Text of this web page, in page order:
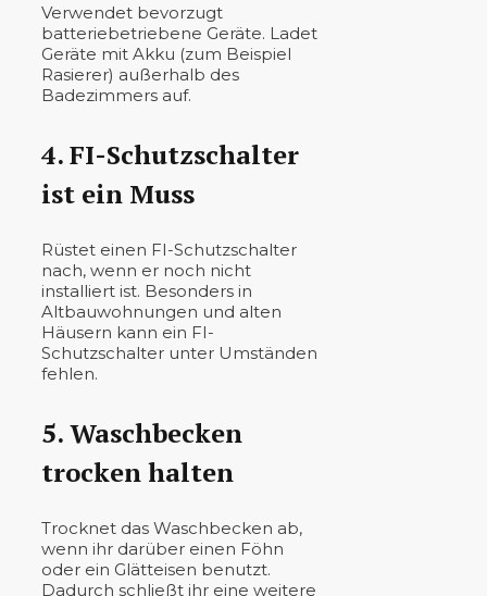
Verwendet bevorzugt
batteriebetriebene Geräte. Ladet
Geräte mit Akku (zum Beispiel
Rasierer) außerhalb des
Badezimmers auf.
4. FI-Schutzschalter
ist ein Muss
Rüstet einen FI-Schutzschalter
nach, wenn er noch nicht
installiert ist. Besonders in
Altbauwohnungen und alten
Häusern kann ein FI-
Schutzschalter unter Umständen
fehlen.
5. Waschbecken
trocken halten
Trocknet das Waschbecken ab,
wenn ihr darüber einen Föhn
oder ein Glätteisen benutzt.
Dadurch schließt ihr eine weitere